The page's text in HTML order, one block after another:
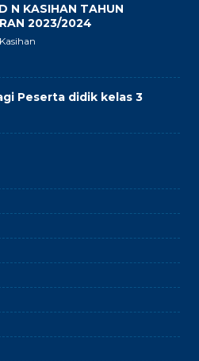
N KASIHAN TAHUN
2023/2024
Peserta didik kelas 3